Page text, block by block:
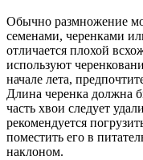
Обычно размножение
семенами, черенками
отличается плохой
используют
начале лета,
Длина черенка
часть хвои следует
рекомендуется
поместить его в
наклоном.